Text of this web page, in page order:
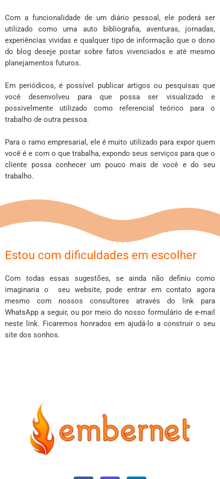
Com a funcionalidade de um diário pessoal, ele poderá ser
utilizado como uma auto bibliografia, aventuras, jornadas,
experiências vividas e qualquer tipo de informação que o dono
do blog deseje postar sobre fatos vivenciados e até mesmo
planejamentos futuros.
Em periódicos, é possível publicar artigos ou pesquisas que
você desenvolveu para que possa ser visualizado e
possivelmente utilizado como referencial teórico para o
trabalho de outra pessoa.
Para o ramo empresarial, ele é muito utilizado para expor quem
você é e com o que trabalha, expondo seus serviços para que o
cliente possa conhecer um pouco mais de você e do seu
trabalho.
Estou com dificuldades em escolher
Com todas essas sugestões, se ainda não definiu como
imaginaria o seu website, pode entrar em contato agora
mesmo com nossos consultores através do link para
WhatsApp a seguir, ou por meio do nosso formulário de e-mail
neste
link. Ficaremos honrados em ajudá-lo a construir o seu
site dos sonhos.